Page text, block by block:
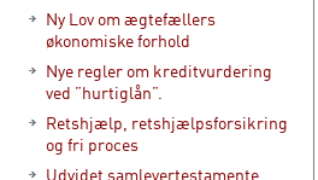
Ny Lov om ægtefællers
økonomiske forhold
Nye regler om kreditvurdering
ved ”hurtiglån”.
Retshjælp, retshjælpsforsikring
og fri proces
Udvidet samlevertestamente